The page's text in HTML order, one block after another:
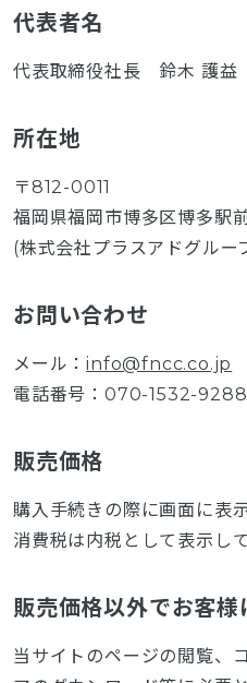
代表者名
代表取締役社長 鈴木 護益
所在地
〒812-0011
福岡県福岡市博多区博多駅
(株式会社プラスアドグルー
お問い合わせ
メール：info@fncc.co.jp
電話番号：070-1532-9288
販売価格
購入手続きの際に画面に表示
消費税は内税として表示し
販売価格以外でお客
当サイトのページの閲覧、